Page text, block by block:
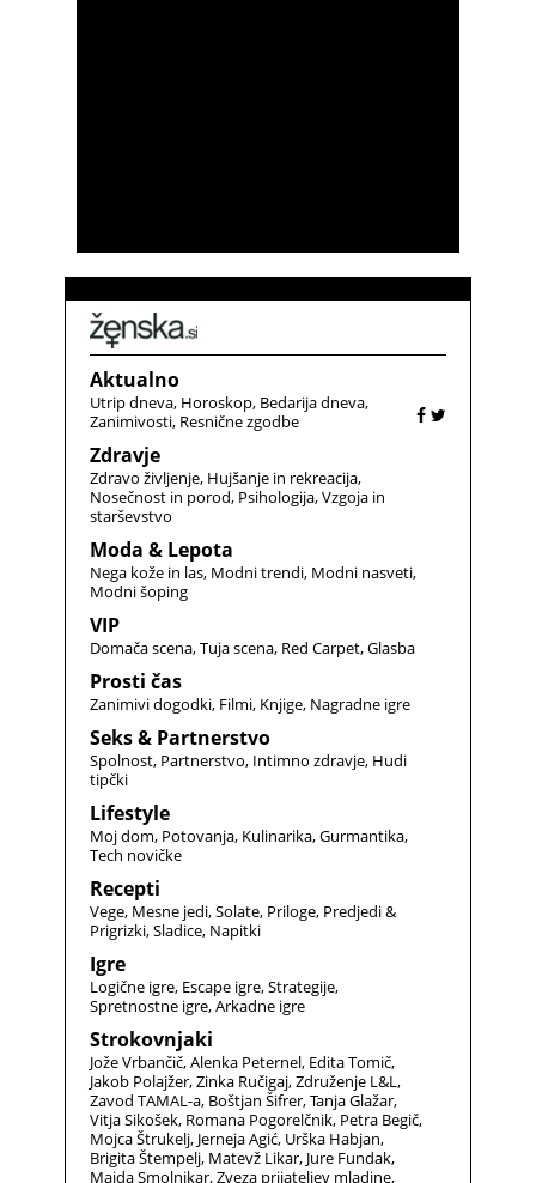
Aktualno
Utrip dneva Horoskop Bedarija dneva
Zanimivosti Resnične zgodbe
Zdravje
Zdravo življenje Hujšanje in rekreacija
Nosečnost in porod Psihologija Vzgoja in
starševstvo
Moda & Lepota
Nega kože in las Modni trendi Modni nasveti
Modni šoping
VIP
Domača scena Tuja scena Red Carpet Glasba
Prosti čas
Zanimivi dogodki Filmi Knjige Nagradne igre
Seks & Partnerstvo
Spolnost Partnerstvo Intimno zdravje Hudi
tipčki
Lifestyle
Moj dom Potovanja Kulinarika Gurmantika
Tech novičke
Recepti
Vege Mesne jedi Solate Priloge Predjedi &
Prigrizki Sladice Napitki
Igre
Logične igre Escape igre Strategije
Spretnostne igre Arkadne igre
Strokovnjaki
Jože Vrbančič Alenka Peternel Edita Tomič
Jakob Polajžer Zinka Ručigaj Združenje L&L
Zavod TAMAL-a Boštjan Šifrer Tanja Glažar
Vitja Sikošek Romana Pogorelčnik Petra Begič
Mojca Štrukelj Jerneja Agić Urška Habjan
Brigita Štempelj Matevž Likar Jure Fundak
Majda Smolnikar Zveza prijateljev mladine